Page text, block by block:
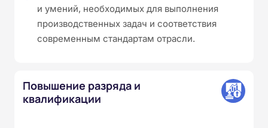
и умений, необходимых для выполнения
производственных задач и соответствия
современным стандартам отрасли.
Повышение разряда и
квалификации